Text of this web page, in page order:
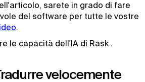
sarete in grado di fare
del software per tutte le vostre
.
le capacità dell'IA di Rask .
velocemente